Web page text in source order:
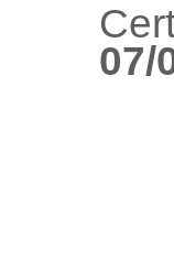
07/